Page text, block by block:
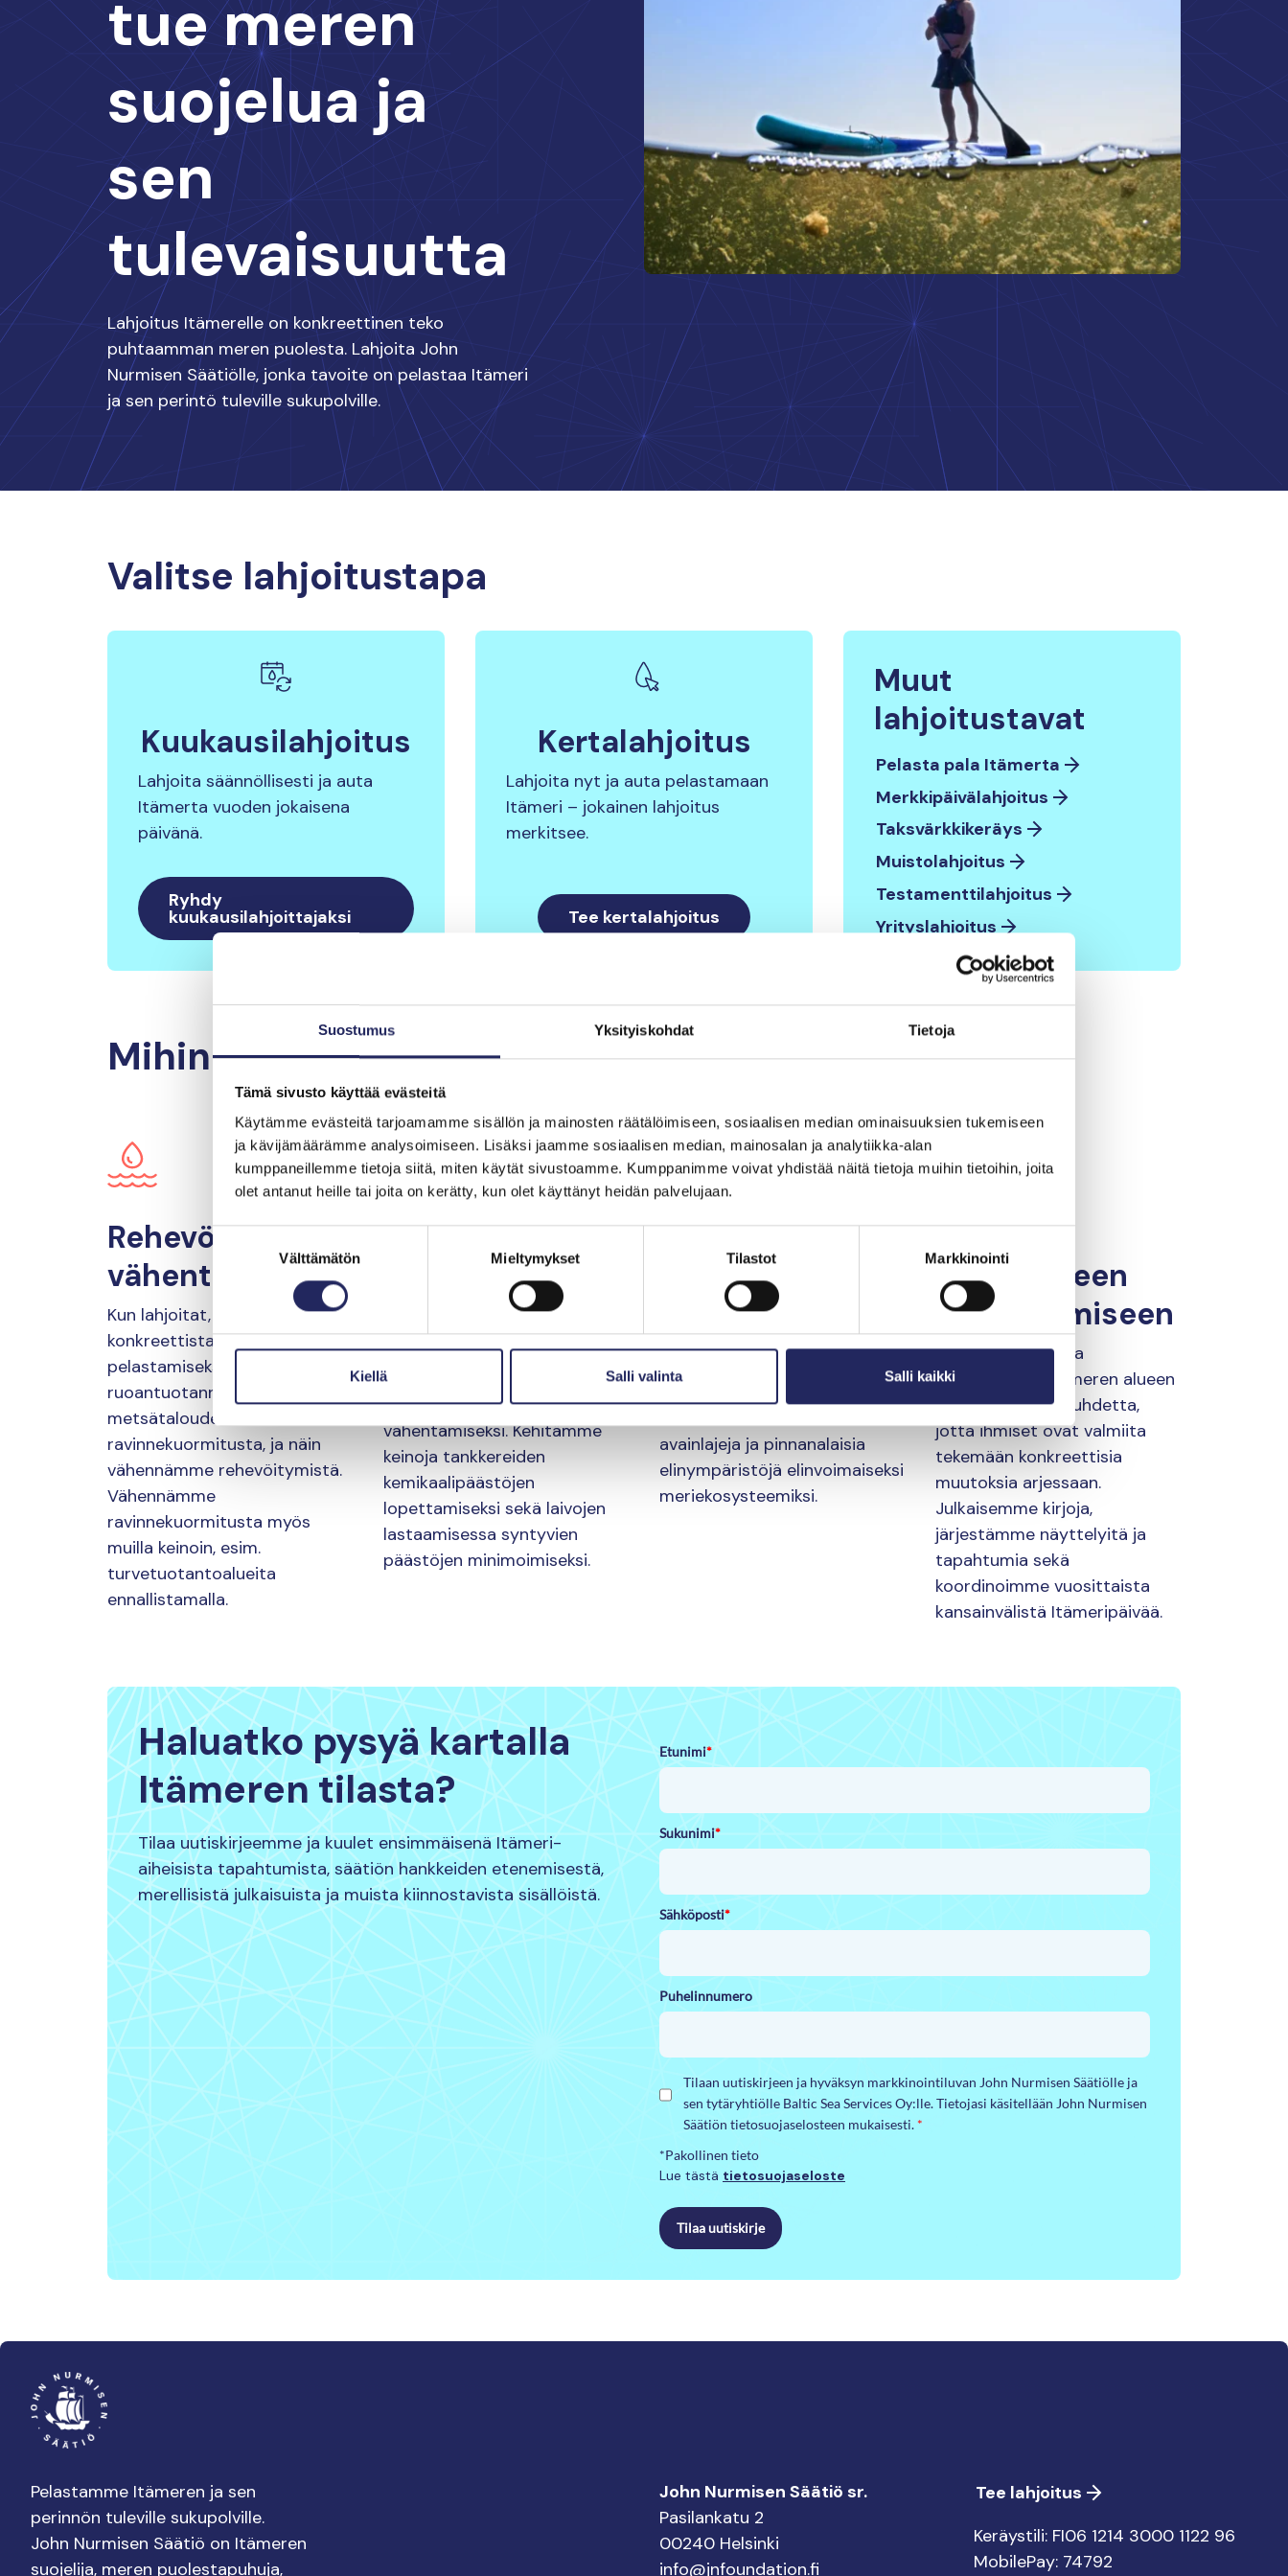
Suostumus Yksityiskohdat Tietoja
Tämä sivusto käyttää evästeitä
Käytämme evästeitä tarjoamamme sisällön ja mainosten räätälöimiseen, sosiaalisen median ominaisuuksien tukemiseen
ja kävijämäärämme analysoimiseen. Lisäksi jaamme sosiaalisen median, mainosalan ja analytiikka-alan
kumppaneillemme tietoja siitä, miten käytät sivustoamme. Kumppanimme voivat yhdistää näitä tietoja muihin tietoihin, joita
olet antanut heille tai joita on kerätty, kun olet käyttänyt heidän palvelujaan.
Suostumuksen
Välttämätön Mieltymykset Tilastot Markkinointi
Kiellä Salli valinta Salli kaikki
tue meren
suojelua ja
sen
tulevaisuutta
Lahjoitus Itämerelle on konkreettinen teko
puhtaamman meren puolesta. Lahjoita John
Nurmisen Säätiölle, jonka tavoite on pelastaa Itämeri
ja sen perintö tuleville sukupolville.
Valitse lahjoitustapa
Kuukausilahjoitus
Lahjoita säännöllisesti ja auta
Itämerta vuoden jokaisena
päivänä.
Ryhdy
kuukausilahjoittajaksi
Kertalahjoitus
Lahjoita nyt ja auta pelastamaan
Itämeri – jokainen lahjoitus
merkitsee.
Tee kertalahjoitus
Muut
lahjoitustavat
Pelasta pala Itämerta
Merkkipäivälahjoitus
Taksvärkkikeräys
Muistolahjoitus
Testamenttilahjoitus
Yrityslahjoitus
Mihin lahjoitukseni käytetään?
Rehevöitymisen
vähentämiseen
Kun lahjoitat, tuet
konkreettista työtä Itämeren
pelastamiseksi. Leikkaamme
ruoantuotannon ja
metsätalouden
ravinnekuormitusta, ja näin
vähennämme rehevöitymistä.
Vähennämme
ravinnekuormitusta myös
muilla keinoin, esim.
turvetuotantoalueita
ennallistamalla.
Meriliikenteen
päästöjen
vähentämiseen
Kun lahjoitat, tuet työtämme
meriliikenteen ja satamien
aiheuttamien päästöjen
vähentämiseksi. Kehitämme
keinoja tankkereiden
kemikaalipäästöjen
lopettamiseksi sekä laivojen
lastaamisessa syntyvien
päästöjen minimoimiseksi.
Luontokadon
ehkäisemiseen
Lahjoituksesi tukee työtämme
luonnon monimuotoisuuden
eteen. Ennaltaehkäisemme
avainlajeja ja pinnanalaisia
elinympäristöjä elinvoimaiseksi
meriekosysteemiksi.
Ihmisen
merisuhteen
vahvistamiseen
Lahjoitusten avulla
vahvistamme Itämeren alueen
asukkaiden merisuhdetta,
jotta ihmiset ovat valmiita
tekemään konkreettisia
muutoksia arjessaan.
Julkaisemme kirjoja,
järjestämme näyttelyitä ja
tapahtumia sekä
koordinoimme vuosittaista
kansainvälistä Itämeripäivää.
Haluatko pysyä kartalla
Itämeren tilasta?
Tilaa uutiskirjeemme ja kuulet ensimmäisenä Itämeri-
aiheisista tapahtumista, säätiön hankkeiden etenemisestä,
merellisistä julkaisuista ja muista kiinnostavista sisällöistä.
Etunimi*
Sukunimi*
Sähköposti*
Puhelinnumero
Tilaan uutiskirjeen ja hyväksyn markkinointiluvan John Nurmisen Säätiölle ja
sen tytäryhtiölle Baltic Sea Services Oy:lle. Tietojasi käsitellään John Nurmisen
Säätiön tietosuojaselosteen mukaisesti. *
*Pakollinen tieto
Lue tästä tietosuojaseloste
Tilaa uutiskirje
Pelastamme Itämeren ja sen
perinnön tuleville sukupolville.
John Nurmisen Säätiö on Itämeren
suojelija, meren puolestapuhuja,
John Nurmisen Säätiö sr.
Pasilankatu 2
00240 Helsinki
info@jnfoundation.fi
Tee lahjoitus
Keräystili: FI06 1214 3000 1122 96
MobilePay: 74792